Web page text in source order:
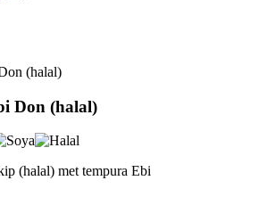
Don (halal)
(halal) met tempura Ebi